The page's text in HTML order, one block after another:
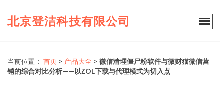
北京登洁科技有限公司
当前位置： 首页 > 产品大全 > 微信清理僵尸粉软件与微财猫微信营
销的综合对比分析——以ZOL下载与代理模式为切入点